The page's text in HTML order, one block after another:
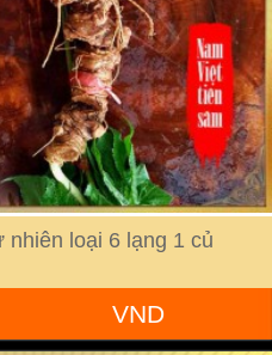
nhiên loại 6 lạng 1 củ
VND